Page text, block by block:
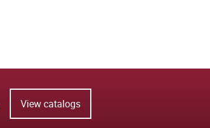
View catalogs